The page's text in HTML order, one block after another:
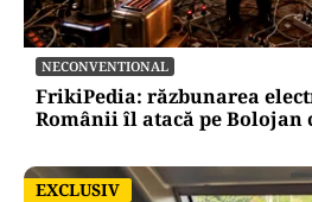
NECONVENTIONAL
FrikiPedia: răzbunarea
Românii îl atacă pe Bolojan
EXCLUSIV
EXCLUSIV